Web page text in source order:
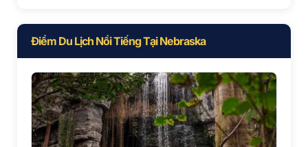
Điểm Du Lịch Nổi Tiếng Tại Nebraska